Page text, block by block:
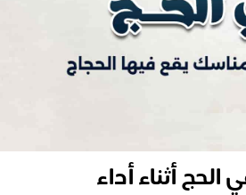
أثناء أداء